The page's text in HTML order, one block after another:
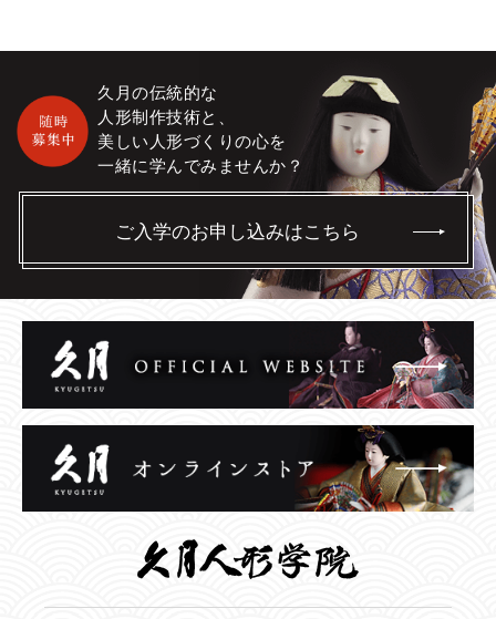
久月の伝統的な
人形制作技術と、
美しい人形づくりの心を
一緒に学んでみませんか？
ご入学のお申し込みはこちら